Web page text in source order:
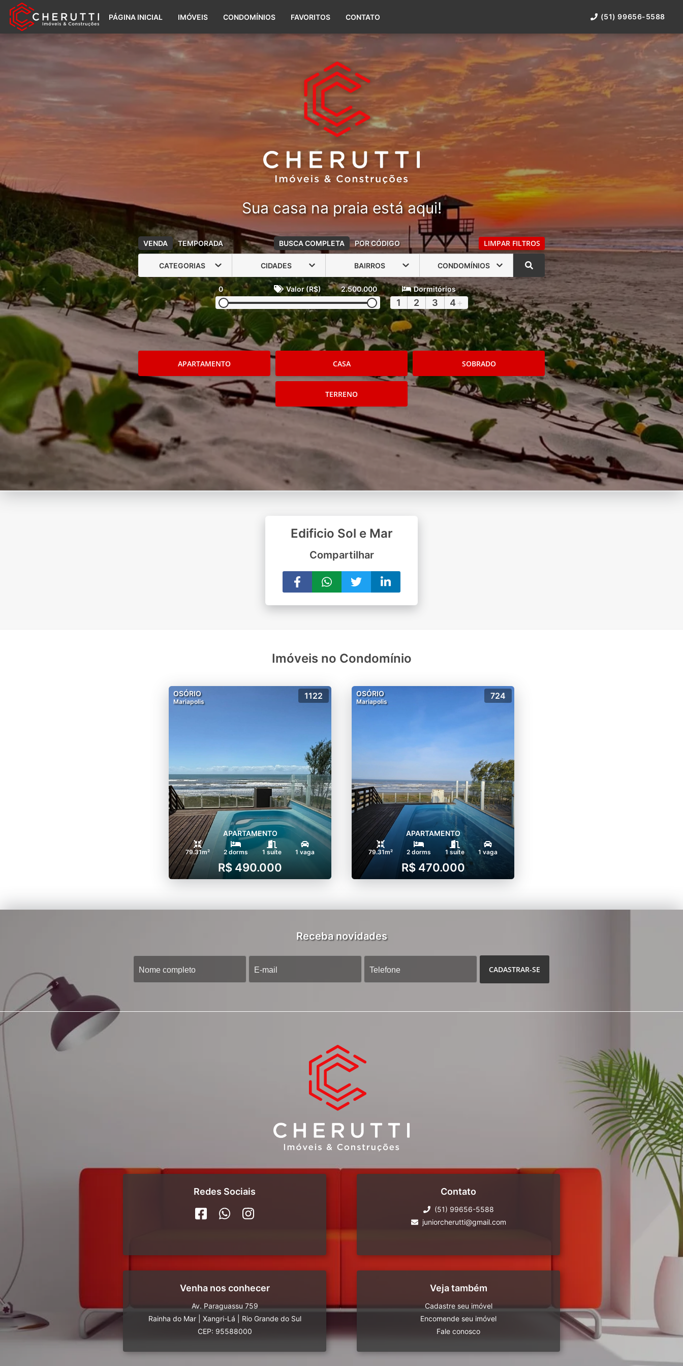
(51) 99656-5588
PÁGINA INICIAL IMÓVEIS CONDOMÍNIOS FAVORITOS CONTATO (51) 99656-5588
Sua casa na praia está aqui!
VENDA TEMPORADA BUSCA COMPLETA POR CÓDIGO LIMPAR FILTROS
CATEGORIAS CIDADES BAIRROS CONDOMÍNIOS
0 Valor (R$) 2.500.000 Dormitórios
1 2 3 4 +
APARTAMENTO CASA SOBRADO
TERRENO
Edificio Sol e Mar
Compartilhar
Imóveis no Condomínio
OSÓRIO
Mariapolis
1122
APARTAMENTO
79.31m² 2 dorms 1 suíte 1 vaga
R$ 490.000
OSÓRIO
Mariapolis
724
APARTAMENTO
79.31m² 2 dorms 1 suíte 1 vaga
R$ 470.000
Receba novidades
CADASTRAR-SE
Redes Sociais Contato
(51) 99656-5588
juniorcherutti@gmail.com
Venha nos conhecer
Av. Paraguassu 759
Rainha do Mar
Xangri-Lá
Rio Grande do Sul
CEP: 95588000
Veja também
Cadastre seu imóvel
Encomende seu imóvel
Fale conosco